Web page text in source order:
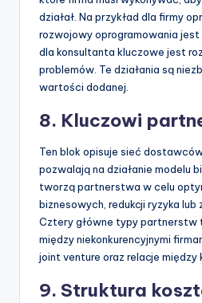
działał. Na przykład dla firmy
rozwojowy oprogramowania jest
dla konsultanta kluczowe jest
problemów. Te działania są
wartości dodanej.
8. Kluczowi
Ten blok opisuje sieć
pozwalają na działanie modelu
tworzą partnerstwa w celu
biznesowych, redukcji ryzyka
Cztery główne typy partnerstw
między niekonkurencyjnymi
joint venture oraz relacje
9. Struktura